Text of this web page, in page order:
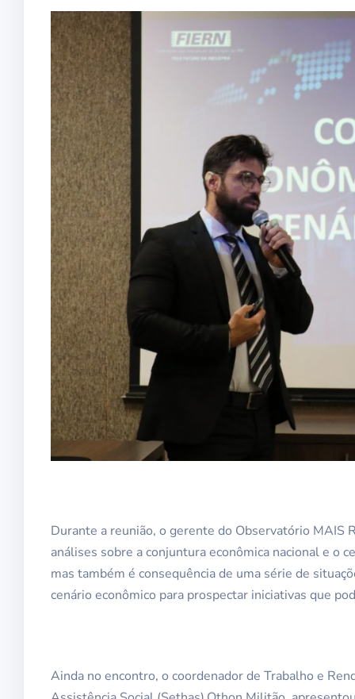
Durante a reunião, o gerente do Observatório MAIS
análises sobre a conjuntura econômica nacional e o
mas também é consequência de uma série de
cenário econômico para prospectar iniciativas que
Ainda no encontro, o coordenador de Trabalho e